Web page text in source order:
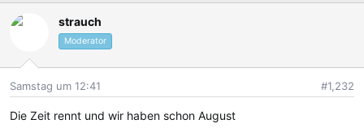
a
k
o
n
n
strauch
Moderator
Samstag um 12:41 #1,232
Die Zeit rennt und wir haben schon August